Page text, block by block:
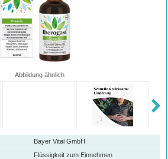
Abbildung ähnlich
Bayer Vital GmbH
Flüssigkeit zum Einnehmen